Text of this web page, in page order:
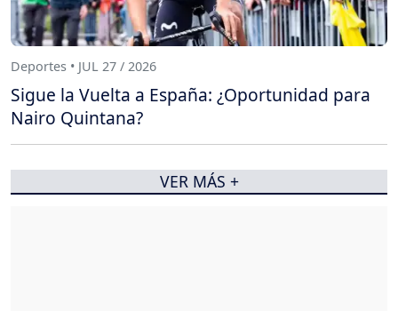
Deportes • JUL 27 / 2026
Sigue la Vuelta a España: ¿Oportunidad para
Nairo Quintana?
VER MÁS +